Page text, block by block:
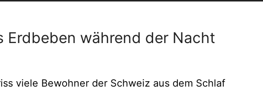
Erdbeben während der Nacht
viele Bewohner der Schweiz aus dem Schlaf